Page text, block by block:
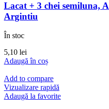
Lacat + 3 chei semiluna,
Argintiu
În stoc
5,10 lei
Adaugă în coș
Add to compare
Vizualizare rapidă
Adaugă la favorite